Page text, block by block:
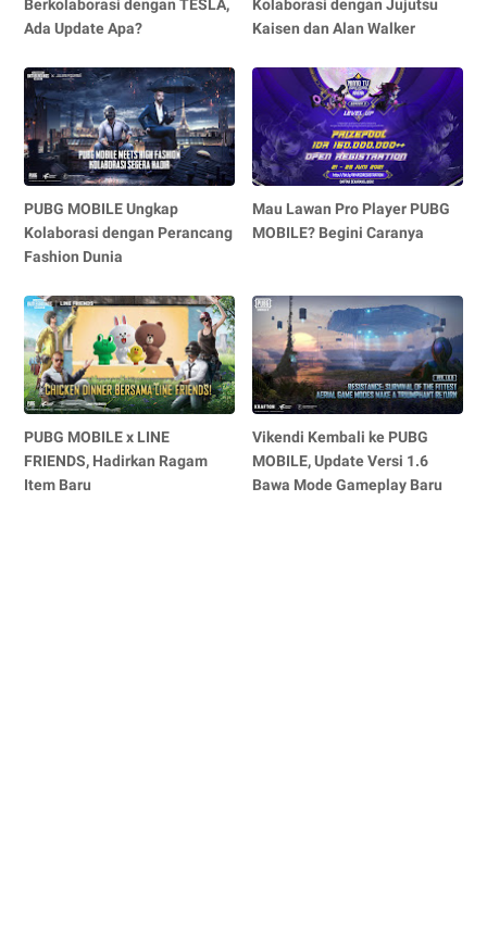
Berkolaborasi dengan TESLA,
Ada Update Apa?
Kolaborasi dengan Jujutsu
Kaisen dan Alan Walker
PUBG MOBILE Ungkap
Kolaborasi dengan Perancang
Fashion Dunia
Mau Lawan Pro Player PUBG
MOBILE? Begini Caranya
PUBG MOBILE x LINE
FRIENDS, Hadirkan Ragam
Item Baru
Vikendi Kembali ke PUBG
MOBILE, Update Versi 1.6
Bawa Mode Gameplay Baru